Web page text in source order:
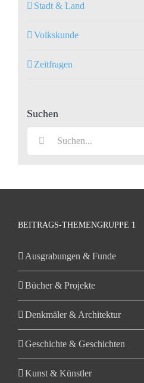
Stadt & Land
Volkskunde
Zeitfragen
Suchen
BEITRAGS-THEMENGRUPPE 1
Ausgrabungen & Funde
Bücher & Projekte
Denkmäler & Architektur
Geschichte & Geschichten
Kunst & Künstler